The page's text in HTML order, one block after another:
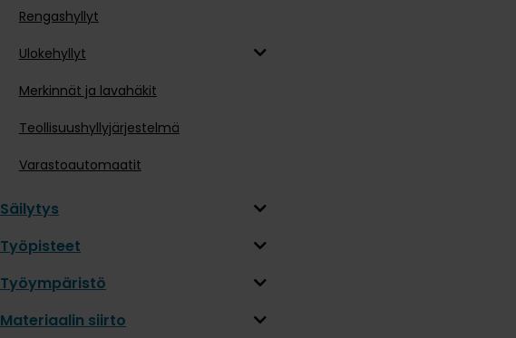
Rengashyllyt
Ulokehyllyt
Merkinnät ja lavahäkit
Teollisuushyllyjärjestelmä
Varastoautomaatit
Säilytys
Työpisteet
Työympäristö
Materiaalin siirto